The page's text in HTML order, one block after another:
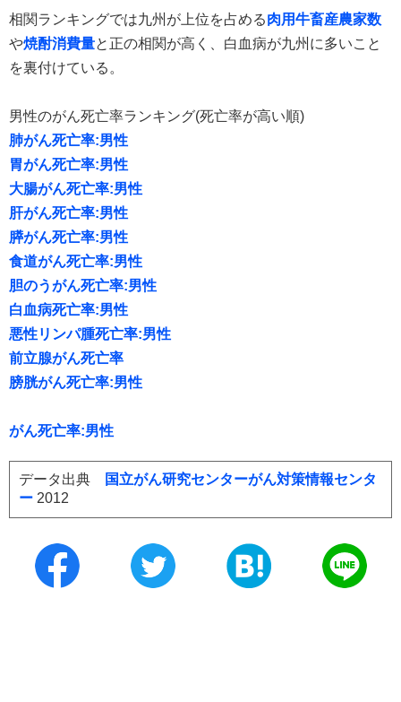
相関ランキングでは九州が上位を占める肉用牛畜産農家数
や焼酎消費量と正の相関が高く、白血病が九州に多いこと
を裏付けている。
男性のがん死亡率ランキング(死亡率が高い順)
肺がん死亡率:男性
胃がん死亡率:男性
大腸がん死亡率:男性
肝がん死亡率:男性
膵がん死亡率:男性
食道がん死亡率:男性
胆のうがん死亡率:男性
白血病死亡率:男性
悪性リンパ腫死亡率:男性
前立腺がん死亡率
膀胱がん死亡率:男性
がん死亡率:男性
データ出典
国立がん研究センターがん対策情報センタ
ー 2012